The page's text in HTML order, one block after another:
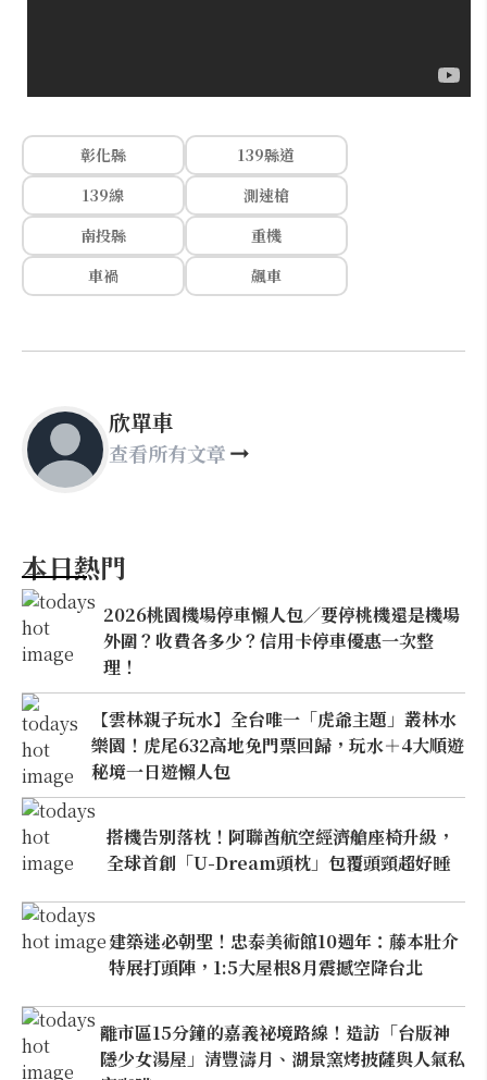
彰化縣
139縣道
139線
測速槍
南投縣
重機
車禍
飆車
欣單車
查看所有文章
本日熱門
2026桃園機場停車懶人包／要停桃機還是機場
外圍？收費各多少？信用卡停車優惠一次整
理！
【雲林親子玩水】全台唯一「虎爺主題」叢林水
樂園！虎尾632高地免門票回歸，玩水＋4大順遊
秘境一日遊懶人包
搭機告別落枕！阿聯酋航空經濟艙座椅升級，
全球首創「U-Dream頭枕」包覆頭頸超好睡
建築迷必朝聖！忠泰美術館10週年：藤本壯介
特展打頭陣，1:5大屋根8月震撼空降台北
離市區15分鐘的嘉義祕境路線！造訪「台版神
隱少女湯屋」清豐濤月、湖景窯烤披薩與人氣私